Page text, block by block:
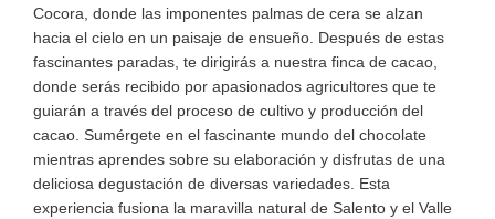
Cocora, donde las imponentes palmas de cera se alzan
hacia el cielo en un paisaje de ensueño. Después de estas
fascinantes paradas, te dirigirás a nuestra finca de cacao,
donde serás recibido por apasionados agricultores que te
guiarán a través del proceso de cultivo y producción del
cacao. Sumérgete en el fascinante mundo del chocolate
mientras aprendes sobre su elaboración y disfrutas de una
deliciosa degustación de diversas variedades. Esta
experiencia fusiona la maravilla natural de Salento y el Valle